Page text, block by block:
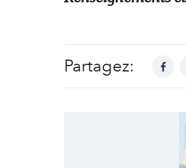
Partagez: